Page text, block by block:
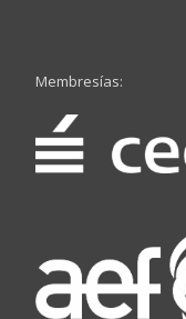
Membresías: